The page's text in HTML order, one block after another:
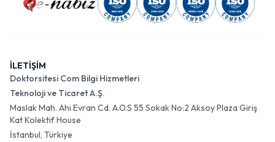
İLETİŞİM
Doktorsitesi Com Bilgi Hizmetleri
Teknoloji ve Ticaret A.Ş.
Maslak Mah. Ahi Evran Cd. A.O.S 55 Sokak No:2 Aksoy Plaza Giriş
Kat Kolektif House
İstanbul, Türkiye